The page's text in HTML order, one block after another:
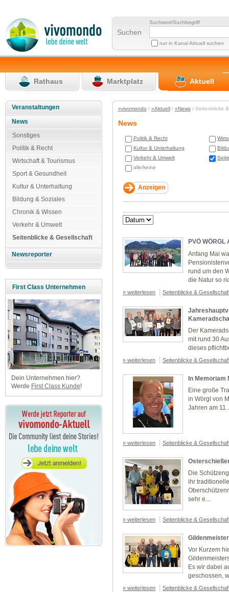
Suchen
Suchwort/Suchbegriff
nur in Kanal Aktuell suchen
Rathaus Marktplatz Aktuell
Veranstaltungen
News
Sonstiges
Politik & Recht
Wirtschaft & Tourismus
Sport & Gesundheit
Kultur & Unterhaltung
Bildung & Soziales
Chronik & Wissen
Verkehr & Umwelt
Seitenblicke & Gesellschaft
Newsreporter
First Class Unternehmen
Dein Unternehmen hier?
Werde First Class Kunde!
»vivomondo / »Aktuell/ »News/ Seitenblicke
News
Politik & Recht
Kultur & Unterhaltung
Verkehr & Umwelt
alle/keine
PVÖ WÖRGL
Anfang Mai
rund um den
die Natur so
» weiterlesen Seitenblicke &
Der
mit rund 30
dieses
» weiterlesen Seitenblicke &
In Memoriam
Eine große
in Wörgl von
Jahren am
» weiterlesen Seitenblicke &
Die
ihr
sehr e...
» weiterlesen Seitenblicke &
Vor Kurzem
Es wir dabei
geschossen,
» weiterlesen Seitenblicke &